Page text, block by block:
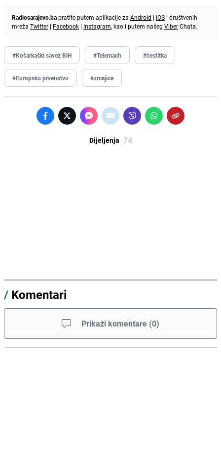
Radiosarajevo.bapratite putem aplikacije za Android | iOS i društvenih
mreža Twitter | Facebook | Instagram, kao i putem našeg ViberChata.
#Košarkaški savez BiH #Telemach #čestitka
#Europsko prvenstvo #zmajice
Dijeljenja 74
/ Komentari
Prikaži komentare (0)